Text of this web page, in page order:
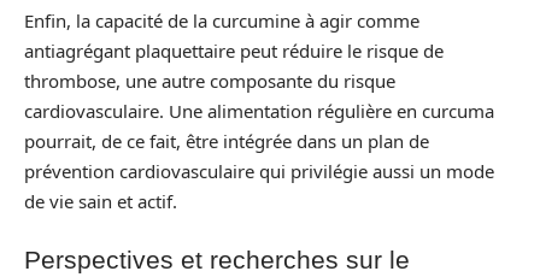
Enfin, la capacité de la curcumine à agir comme
antiagrégant plaquettaire peut réduire le risque de
thrombose, une autre composante du risque
cardiovasculaire. Une alimentation régulière en curcuma
pourrait, de ce fait, être intégrée dans un plan de
prévention cardiovasculaire qui privilégie aussi un mode
de vie sain et actif.
Perspectives et recherches sur le